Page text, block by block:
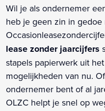
Wil je als ondernemer
heb je geen zin in gedoe
lease zonder jaarcijfers
stapels papierwerk uit
mogelijkheden van nu.
ondernemer bent of al
OLZC helpt je snel op